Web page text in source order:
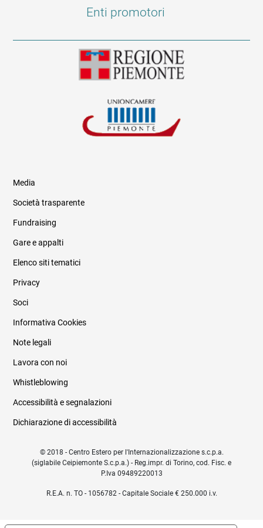
Enti promotori
Informazioni legali e trasparenza
Media
Società trasparente
Fundraising
Gare e appalti
Elenco siti tematici
Privacy
Soci
Informativa Cookies
Note legali
Lavora con noi
Whistleblowing
Accessibilità e segnalazioni
Dichiarazione di accessibilità
© 2018 - Centro Estero per l'Internazionalizzazione s.c.p.a.
(siglabile Ceipiemonte S.c.p.a.) - Reg.impr. di Torino, cod. Fisc. e
P.Iva 09489220013
R.E.A. n. TO - 1056782 - Capitale Sociale € 250.000 i.v.